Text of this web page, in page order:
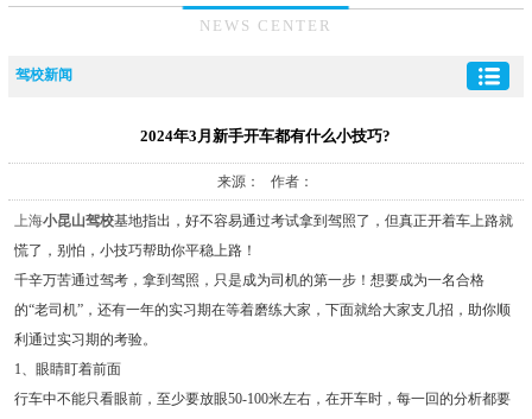
NEWS CENTER
驾校新闻
2024年3月新手开车都有什么小技巧?
来源： 作者：
上海小昆山驾校基地指出，好不容易通过考试拿到驾照了，但真正开着车上路就
慌了，别怕，小技巧帮助你平稳上路！
千辛万苦通过驾考，拿到驾照，只是成为司机的第一步！想要成为一名合格
的“老司机”，还有一年的实习期在等着磨练大家，下面就给大家支几招，助你顺
利通过实习期的考验。
1、眼睛盯着前面
行车中不能只看眼前，至少要放眼50-100米左右，在开车时，每一回的分析都要